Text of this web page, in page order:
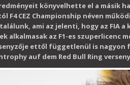
könyvelhette el a másik
F4 CEZ Championship néven
ami az jelenti, hogy az FIA a
alkalmasak az F1-es szuperlicenc
ettől függetlenül is
auf dem Red Bull Ring